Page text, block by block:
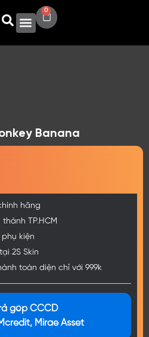
0
Banana
hãng
TP.HCM
phụ kiện
2S Skin
toàn diện chỉ với 999k
góp CCCD
Mirae Asset